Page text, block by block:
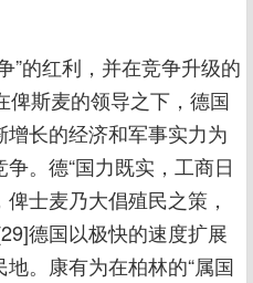
”的红利，并在竞争升级的
俾斯麦的领导之下，德国
长的经济和军事实力为
。德“国力既实，工商日
士麦乃大倡殖民之策，
德国以极快的速度扩展
。康有为在柏林的“属国